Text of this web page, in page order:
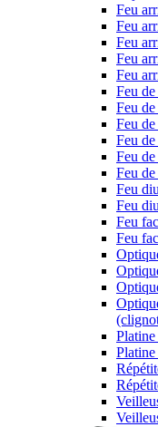
Feu
Feu
Feu
Feu
Feu
Feu
Feu
Feu
Feu
Feu
Feu
Feu
Feu
Feu
Feu